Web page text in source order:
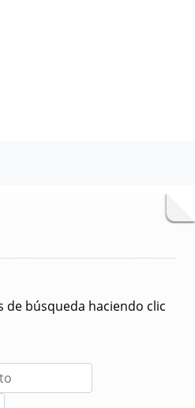
de búsqueda haciendo clic